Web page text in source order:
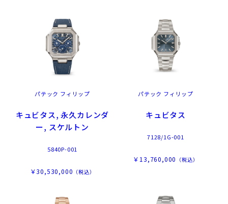
パテック フィリップ
キュビタス, 永久カレンダ
ー, スケルトン
5840P-001
￥30,530,000 （税込）
パテック フィリップ
キュビタス
7128/1G-001
￥13,760,000 （税込）